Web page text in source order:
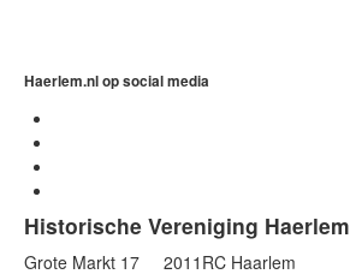
Haerlem.nl op social media
Historische Vereniging Haerlem
Grote Markt 17 2011RC Haarlem